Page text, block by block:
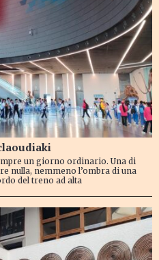
un giorno ordinario. Una di
nulla, nemmeno l’ombra di una
del treno ad alta